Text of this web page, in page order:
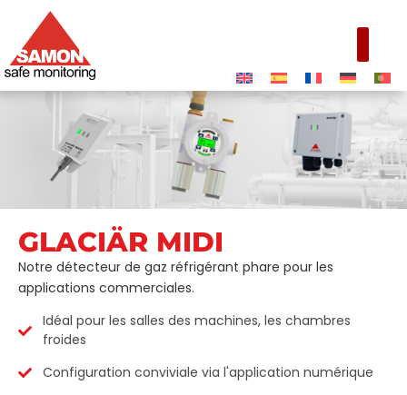
Fiches
techniques des
GLACIÄR MIDI
Notre détecteur de gaz réfrigérant phare pour les
applications commerciales.
Idéal pour les salles des machines, les chambres
froides
Configuration conviviale via l'application numérique